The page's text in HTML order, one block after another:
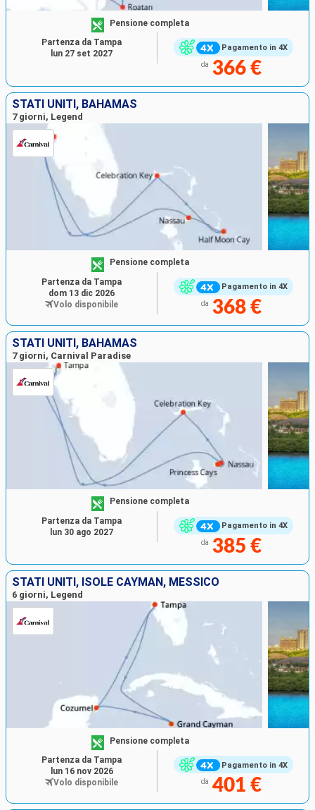
Pagamento in 4X
Pensione completa
da 366 €
Partenza da Tampa
lun 27 set 2027
STATI UNITI, BAHAMAS
7 giorni, Legend
Pagamento in 4X
Pensione completa
da 368 €
Partenza da Tampa
dom 13 dic 2026
Volo disponibile
STATI UNITI, BAHAMAS
7 giorni, Carnival Paradise
Pagamento in 4X
Pensione completa
da 385 €
Partenza da Tampa
lun 30 ago 2027
STATI UNITI, ISOLE CAYMAN, MESSICO
6 giorni, Legend
Pagamento in 4X
Pensione completa
da 401 €
Partenza da Tampa
lun 16 nov 2026
Volo disponibile